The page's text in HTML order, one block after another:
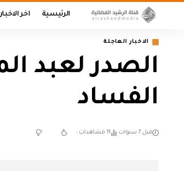
الرئيسية اخر الاخبار
الاخبار العاجلة
الصدر لعبد
الفساد
قبل 7 سنوات 11 مشاهدات